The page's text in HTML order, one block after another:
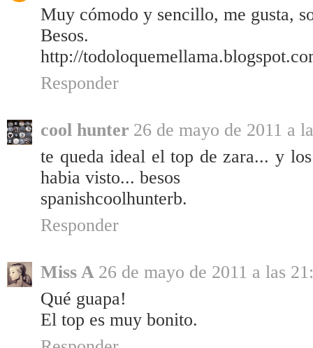
Muy cómodo y sencillo, me gusta,
Besos.
http://
Responder
cool hunter 26 de mayo de 2011 a
te queda ideal el top de zara... y
habia visto... besos
spanishcoolhunterb.
Responder
Miss A 26 de mayo de 2011 a las
Qué guapa!
El top es muy bonito.